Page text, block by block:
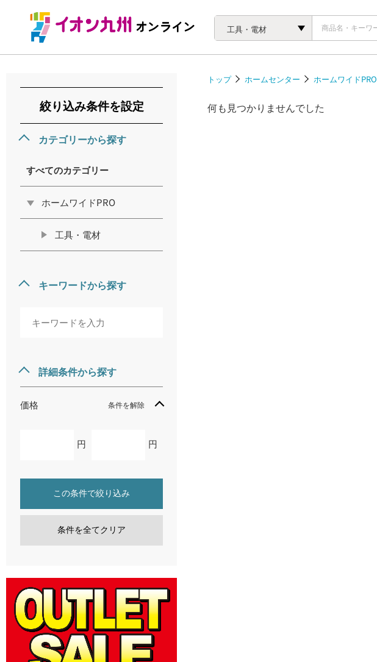
工具・電材
絞り込み条件を設定
カテゴリーから探す
すべてのカテゴリー
ホームワイドPRO
工具・電材
キーワードから探す
詳細条件から探す
価格 条件を解除
円 円
この条件で絞り込み
条件を全てクリア
トップ ホームセンター ホームワイドPRO
何も見つかりませんでした